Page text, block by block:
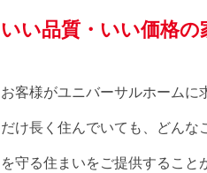
いい品質・いい価格
お客様がユニバーサルホーム
だけ長く住んでいても、どん
を守る住まいをご提供すること